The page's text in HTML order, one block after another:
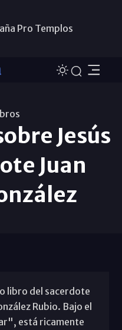
Pro Templos
Jesús
Juan
libro del sacerdote
Rubio. Bajo el
está ricamente